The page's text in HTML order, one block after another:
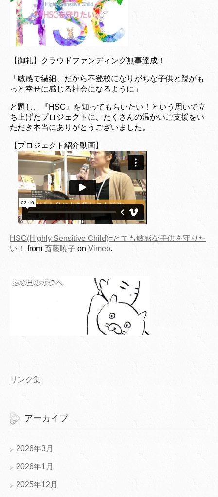
【御礼】クラウドファンディング無事達成！
「敏感で繊細、だから不登校になりがちな子供と親がも
っと幸せに感じる社会になるように」
と題し、『HSC』を知ってもらいたい！という思いで立
ち上げたプロジェクトに、たくさんの温かいご支援をい
ただき本当にありがとうございました。
【プロジェクト紹介動画】
HSC(Highly Sensitive Child)=とても敏感な子供を守りた
い！
from 斎藤暁子 on Vimeo.
リンク集
アーカイブ
2026年3月
2026年1月
2025年12月